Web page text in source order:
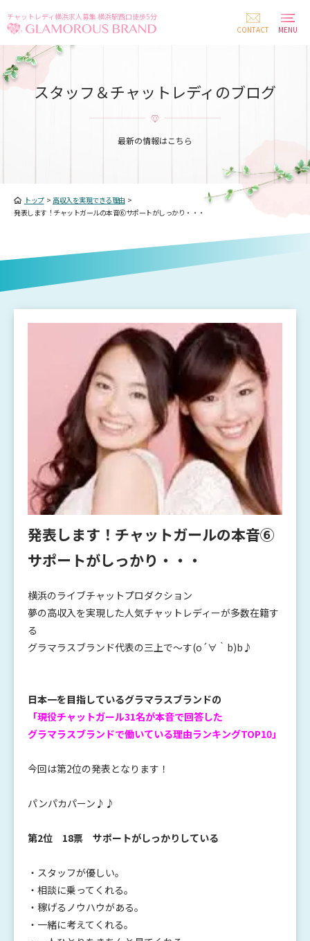
チャットレディ横浜求人募集 横浜駅西口徒歩5分
CONTACT
MENU
スタッフ＆チャットレディのブログ
最新の情報はこちら
トップ> 高収入を実現できる理由 >
発表します！チャットガールの本音⑥サポートがしっかり・・・
発表します！チャットガールの本音⑥
サポートがしっかり・・・
横浜のライブチャットプロダクション
夢の高収入を実現した人気チャットレディーが多数在籍す
る
グラマラスブランド代表の三上で～す(o´∀｀b)b♪
日本一を目指しているグラマラスブランドの
「現役チャットガール31名が本音で回答した
グラマラスブランドで働いている理由ランキングTOP10」
今回は第2位の発表となります！
パンパカパーン♪♪
第2位 18票 サポートがしっかりしている
・スタッフが優しい。
・相談に乗ってくれる。
・稼げるノウハウがある。
・一緒に考えてくれる。